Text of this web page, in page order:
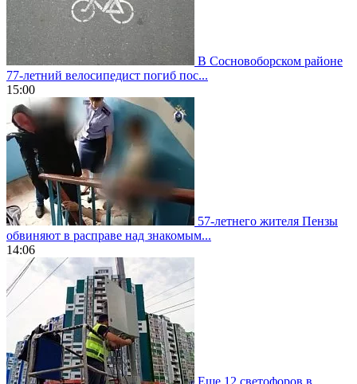
В Сосновоборском районе
77-летний велосипедист погиб пос...
15:00
57-летнего жителя Пензы
обвиняют в расправе над знакомым...
14:06
Еще 12 светофоров в